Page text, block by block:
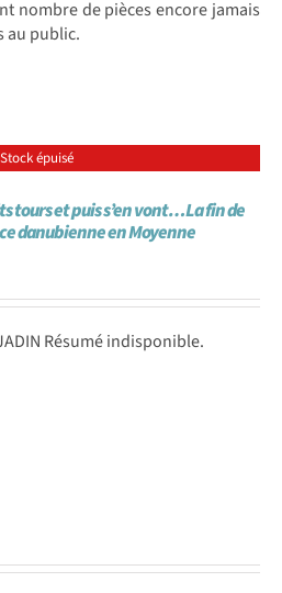
nombre de pièces encore jamais
au public.
Stock épuisé
tours et puis s’en vont…La fin de
danubienne en Moyenne
Résumé indisponible.